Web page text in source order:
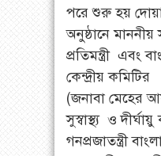
পরে শুরু হয়
অনুষ্ঠানে
প্রতিমন্ত্রী এবং
কেন্দ্রীয়
(জনাবা মেহের
সুস্বাস্থ্য ও
গনপ্রজাতন্ত্রী